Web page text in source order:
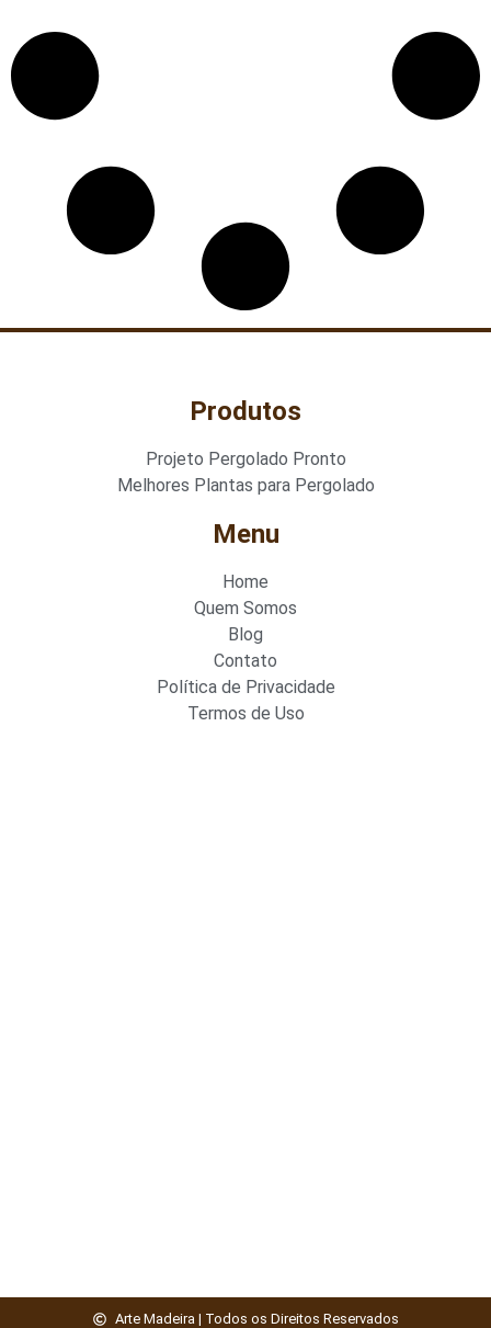
Produtos
Projeto Pergolado Pronto
Melhores Plantas para Pergolado
Menu
Home
Quem Somos
Blog
Contato
Política de Privacidade
Termos de Uso
Arte Madeira | Todos os Direitos Reservados